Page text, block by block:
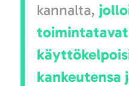
kannalta,
kankeutensa